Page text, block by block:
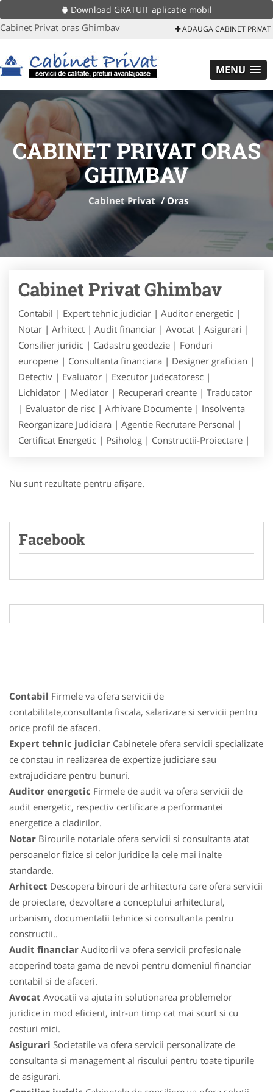
Download GRATUIT aplicatie mobil
Cabinet Privat oras Ghimbav ADAUGA CABINET PRIVAT
MENU
CABINET PRIVAT ORAS
GHIMBAV
Cabinet Privat /Oras
Cabinet Privat Ghimbav
Contabil | Expert tehnic judiciar | Auditor energetic |
Notar | Arhitect | Audit financiar | Avocat | Asigurari |
Consilier juridic | Cadastru geodezie | Fonduri
europene | Consultanta financiara | Designer grafician |
Detectiv | Evaluator | Executor judecatoresc |
Lichidator | Mediator | Recuperari creante | Traducator
| Evaluator de risc | Arhivare Documente | Insolventa
Reorganizare Judiciara | Agentie Recrutare Personal |
Certificat Energetic | Psiholog | Constructii-Proiectare |
Nu sunt rezultate pentru afişare.
Facebook
Contabil Firmele va ofera servicii de
contabilitate,consultanta fiscala, salarizare si servicii pentru
orice profil de afaceri.
Expert tehnic judiciar Cabinetele ofera servicii specializate
ce constau in realizarea de expertize judiciare sau
extrajudiciare pentru bunuri.
Auditor energetic Firmele de audit va ofera servicii de
audit energetic, respectiv certificare a performantei
energetice a cladirilor.
Notar Birourile notariale ofera servicii si consultanta atat
persoanelor fizice si celor juridice la cele mai inalte
standarde.
Arhitect Descopera birouri de arhitectura care ofera servicii
de proiectare, dezvoltare a conceptului arhitectural,
urbanism, documentatii tehnice si consultanta pentru
constructii..
Audit financiar Auditorii va ofera servicii profesionale
acoperind toata gama de nevoi pentru domeniul financiar
contabil si de afaceri.
Avocat Avocatii va ajuta in solutionarea problemelor
juridice in mod eficient, intr-un timp cat mai scurt si cu
costuri mici.
Asigurari Societatile va ofera servicii personalizate de
consultanta si management al riscului pentru toate tipurile
de asigurari.